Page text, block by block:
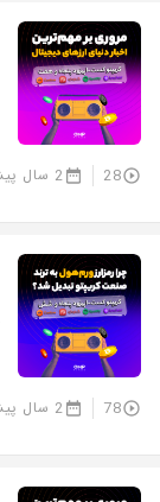
28 2 سال پیش
78 2 سال پیش